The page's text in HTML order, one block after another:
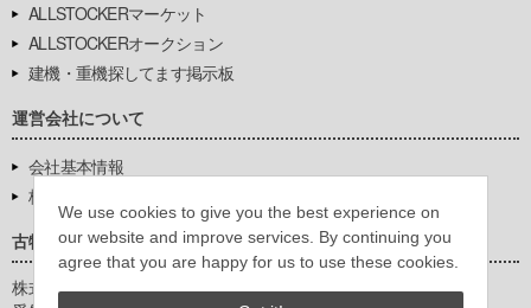
We use cookies to give you the best experience on
our website and improve services. By continuing you
agree that you are happy for us to use these cookies.
ALLSTOCKERマーケット
ALLSTOCKERオークション
建機・重機探してます掲示板
運営会社について
会社基本情報
株式会社豊環境開発
古物営業法に基づく表示
株式会社豊環境開発